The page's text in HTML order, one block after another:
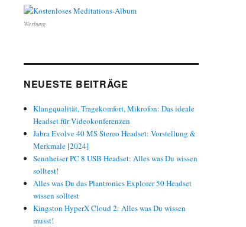
Werbung
NEUESTE BEITRÄGE
Klangqualität, Tragekomfort, Mikrofon: Das ideale
Headset für Videokonferenzen
Jabra Evolve 40 MS Stereo Headset: Vorstellung &
Merkmale [2024]
Sennheiser PC 8 USB Headset: Alles was Du wissen
solltest!
Alles was Du das Plantronics Explorer 50 Headset
wissen solltest
Kingston HyperX Cloud 2: Alles was Du wissen
musst!